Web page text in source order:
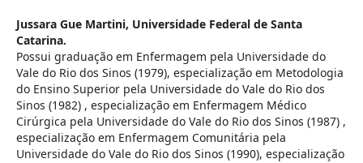
Jussara Gue Martini, Universidade Federal de Santa
Catarina.
Possui graduação em Enfermagem pela Universidade do
Vale do Rio dos Sinos (1979), especialização em Metodologia
do Ensino Superior pela Universidade do Vale do Rio dos
Sinos (1982) , especialização em Enfermagem Médico
Cirúrgica pela Universidade do Vale do Rio dos Sinos (1987) ,
especialização em Enfermagem Comunitária pela
Universidade do Vale do Rio dos Sinos (1990), especialização